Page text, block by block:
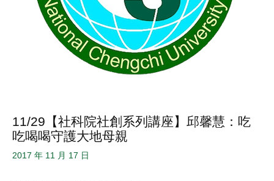
11/29【社科院社創系列講座】邱馨慧：吃
吃喝喝守護大地母親
2017 年 11 月 17 日